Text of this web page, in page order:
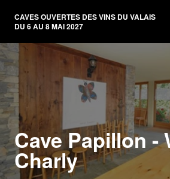
CAVES OUVERTES DES VINS DU VALAIS
DU 6 AU 8 MAI 2027
Cave Papillon -
Charly